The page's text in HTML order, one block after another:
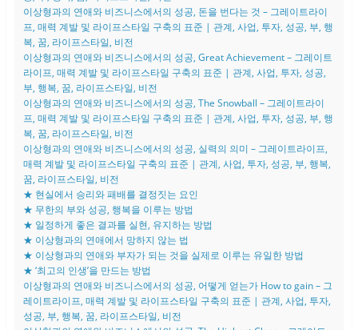
이상형과의 연애와 비즈니스에서의 성공, 돈을 번다는 것 – 그레이트라이
프, 매력 계발 및 라이프스타일 구축의 표준 | 관계, 사업, 투자, 성공, 부, 행
복, 꿈, 라이프스타일, 비전
이상형과의 연애와 비즈니스에서의 성공, Great Achievement – 그레이트
라이프, 매력 계발 및 라이프스타일 구축의 표준 | 관계, 사업, 투자, 성공,
부, 행복, 꿈, 라이프스타일, 비전
이상형과의 연애와 비즈니스에서의 성공, The Snowball – 그레이트라이
프, 매력 계발 및 라이프스타일 구축의 표준 | 관계, 사업, 투자, 성공, 부, 행
복, 꿈, 라이프스타일, 비전
이상형과의 연애와 비즈니스에서의 성공, 실력의 의미 – 그레이트라이프,
매력 계발 및 라이프스타일 구축의 표준 | 관계, 사업, 투자, 성공, 부, 행복,
꿈, 라이프스타일, 비전
★ 현실에서 승리와 패배를 결정짓는 요인
★ 무한의 부와 성공, 행복을 이루는 방법
★ 일정하게 좋은 결과를 실현, 유지하는 방법
★ 이상형과의 연애에서 망하지 않는 법
★ 이상형과의 연애와 부자가 되는 것을 실제로 이루는 유일한 방법
★ ‘최고의 인생’을 만드는 방법
이상형과의 연애와 비즈니스에서의 성공, 어떻게 얻는가 How to gain – 그
레이트라이프, 매력 계발 및 라이프스타일 구축의 표준 | 관계, 사업, 투자,
성공, 부, 행복, 꿈, 라이프스타일, 비전